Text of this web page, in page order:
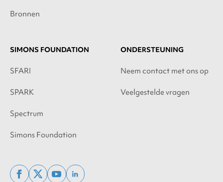
Bronnen
SIMONS FOUNDATION
SFARI
SPARK
Spectrum
Simons Foundation
ONDERSTEUNING
Neem contact met ons op
Veelgestelde vragen
facebook
x youtubelinkedin